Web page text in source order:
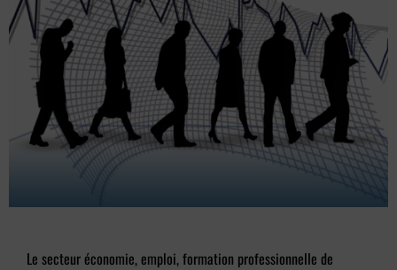
Le secteur économie, emploi, formation professionnelle de